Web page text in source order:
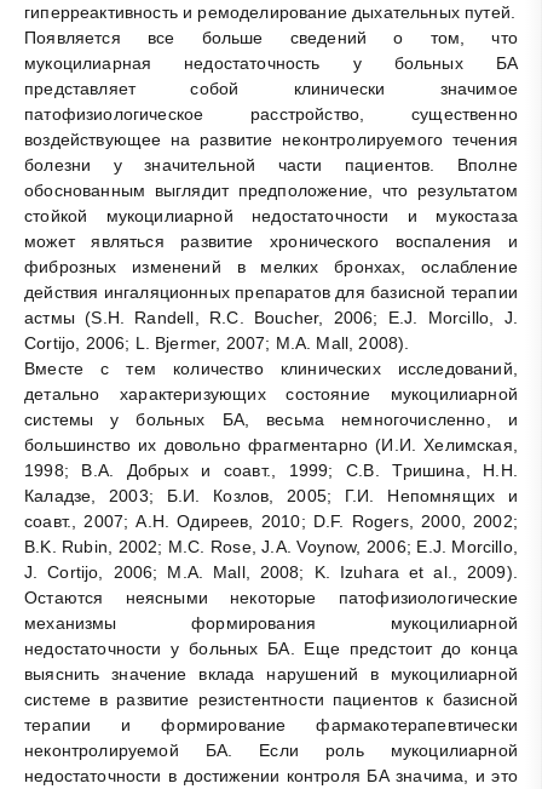
гиперреактивность и ремоделирование дыхательных путей.
Появляется все больше сведений о том, что
мукоцилиарная недостаточность у больных БА
представляет собой клинически значимое
патофизиологическое расстройство, существенно
воздействующее на развитие неконтролируемого течения
болезни у значительной части пациентов. Вполне
обоснованным выглядит предположение, что результатом
стойкой мукоцилиарной недостаточности и мукостаза
может являться развитие хронического воспаления и
фиброзных изменений в мелких бронхах, ослабление
действия ингаляционных препаратов для базисной терапии
астмы (S.H. Randell, R.C. Boucher, 2006; E.J. Morcillo, J.
Cortijo, 2006; L. Bjermer, 2007; M.A. Mall, 2008).
Вместе с тем количество клинических исследований,
детально характеризующих состояние мукоцилиарной
системы у больных БА, весьма немногочисленно, и
большинство их довольно фрагментарно (И.И. Хелимская,
1998; В.А. Добрых и соавт., 1999; С.В. Тришина, Н.Н.
Каладзе, 2003; Б.И. Козлов, 2005; Г.И. Непомнящих и
соавт., 2007; А.Н. Одиреев, 2010; D.F. Rogers, 2000, 2002;
B.K. Rubin, 2002; M.C. Rose, J.A. Voynow, 2006; E.J. Morcillo,
J. Cortijo, 2006; M.A. Mall, 2008; K. Izuhara et al., 2009).
Остаются неясными некоторые патофизиологические
механизмы формирования мукоцилиарной
недостаточности у больных БА. Еще предстоит до конца
выяснить значение вклада нарушений в мукоцилиарной
системе в развитие резистентности пациентов к базисной
терапии и формирование фармакотерапевтически
неконтролируемой БА. Если роль мукоцилиарной
недостаточности в достижении контроля БА значима, и это